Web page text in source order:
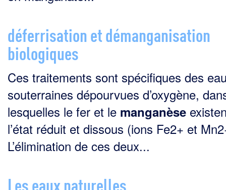
déferrisation et démanganisation
biologiques
Ces traitements sont spécifiques des
souterraines dépourvues d’oxygène,
lesquelles le fer et le manganèse
l’état réduit et dissous (ions Fe2+ et
L’élimination de ces deux...
Les eaux naturelles